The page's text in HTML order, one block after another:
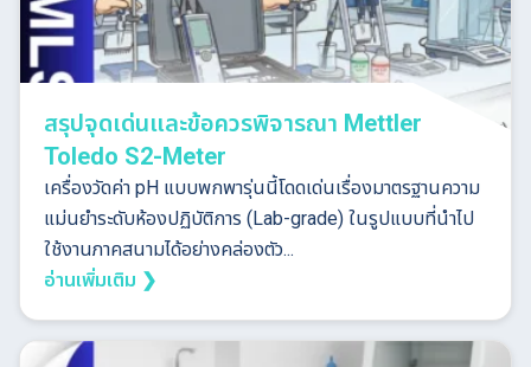
สรุปจุดเด่นและข้อควรพิจารณา Mettler
Toledo S2-Meter
เครื่องวัดค่า pH แบบพกพารุ่นนี้โดดเด่นเรื่องมาตรฐานความ
แม่นยำระดับห้องปฏิบัติการ (Lab-grade) ในรูปแบบที่นำไป
ใช้งานภาคสนามได้อย่างคล่องตัว...
อ่านเพิ่มเติม ❯